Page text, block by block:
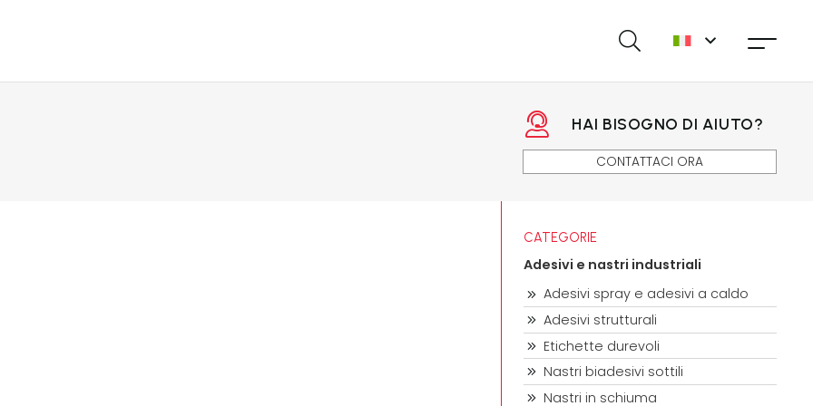
HAI BISOGNO DI AIUTO?
CONTATTACI ORA
CATEGORIE
Adesivi e nastri industriali
Adesivi spray e adesivi a caldo
Adesivi strutturali
Etichette durevoli
Nastri biadesivi sottili
Nastri in schiuma